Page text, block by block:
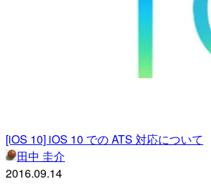
[iOS 10] iOS 10 での ATS 対応について
田中 圭介
2016.09.14